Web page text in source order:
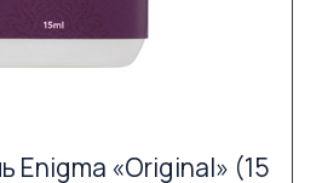
Enigma «Original» (15